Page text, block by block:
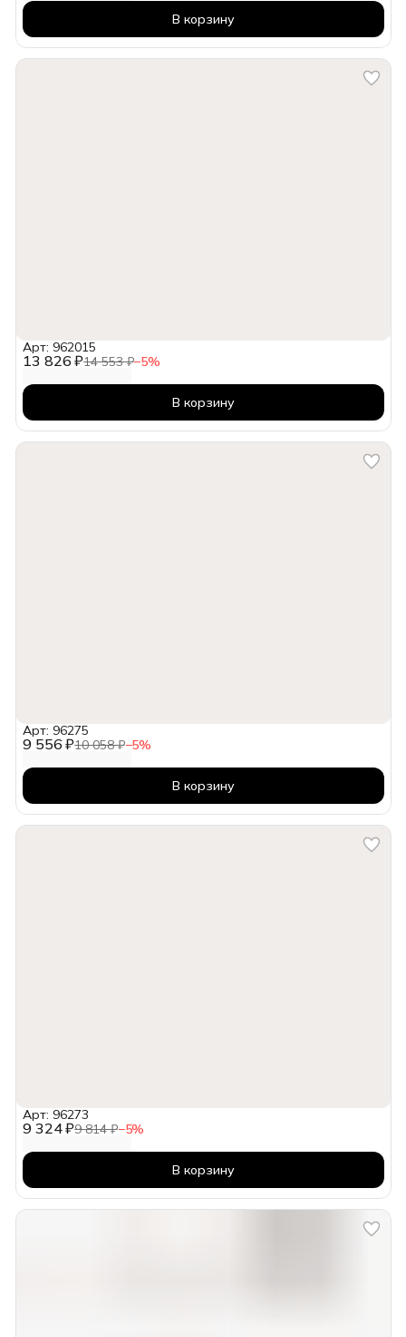
В корзину
13 826 ₽14 553 ₽−5%
Арт: 962015
В корзину
9 556 ₽10 058 ₽−5%
Арт: 96275
В корзину
9 324 ₽9 814 ₽−5%
Арт: 96273
В корзину